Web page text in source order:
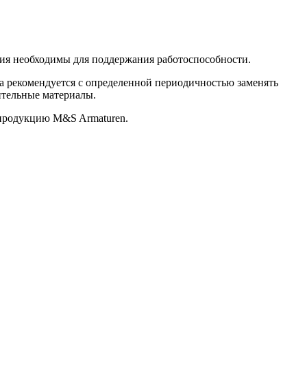
необходимы для поддержания работоспособности.
с определенной периодичностью заменять
материалы.
M&S Armaturen.